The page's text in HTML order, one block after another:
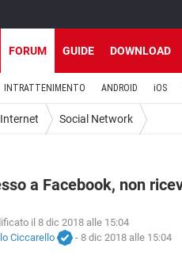
FORUM GUIDE DOWNLOAD
INTRATTENIMENTO ANDROID iOS
Internet Social Network
a Facebook, non
il 8 dic 2018 alle 15:04
Ciccarello
- 8 dic 2018 alle 15:04